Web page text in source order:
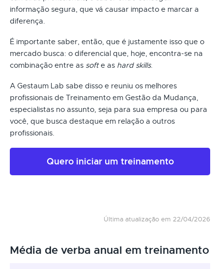
informação segura, que vá causar impacto e marcar a
diferença.
É importante saber, então, que é justamente isso que o
mercado busca: o diferencial que, hoje, encontra-se na
combinação entre as softe as hard skills.
A Gestaum Lab sabe disso e reuniu os melhores
profissionais de Treinamento em Gestão da Mudança,
especialistas no assunto, seja para sua empresa ou para
você, que busca destaque em relação a outros
profissionais.
Quero iniciar um treinamento
Última atualização em 22/04/2026
Média de verba anual em treinamento